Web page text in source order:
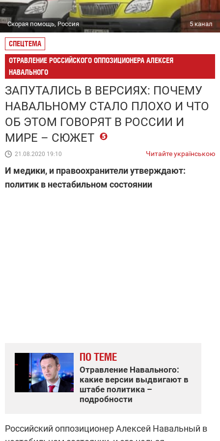
Скорая помощь, Россия 5 канал
СПЕЦТЕМА
ОТРАВЛЕНИЕ РОССИЙСКОГО ОППОЗИЦИОНЕРА АЛЕКСЕЯ
НАВАЛЬНОГО
ЗАПУТАЛИСЬ В ВЕРСИЯХ: ПОЧЕМУ
НАВАЛЬНОМУ СТАЛО ПЛОХО И ЧТО
ОБ ЭТОМ ГОВОРЯТ В РОССИИ И
МИРЕ – СЮЖЕТ
21.08.2020 19:10 Читайте українською
И медики, и правоохранители утверждают:
политик в нестабильном состоянии
ПО ТЕМЕ
Отравление Навального:
какие версии выдвигают в
штабе политика –
подробности
Российский оппозиционер Алексей Навальный в